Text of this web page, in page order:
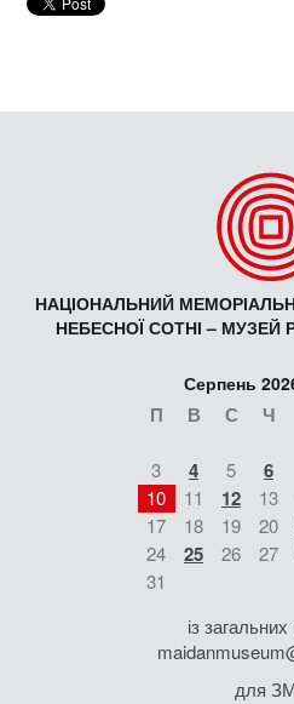
НАЦІОНАЛЬНИЙ
НЕБЕСНОЇ СОТНІ – МУЗЕЙ
Серпень
П В С Ч
3 4 5 6
10
11 12 13
17
18 19 20
24
25 26 27
31
із
для